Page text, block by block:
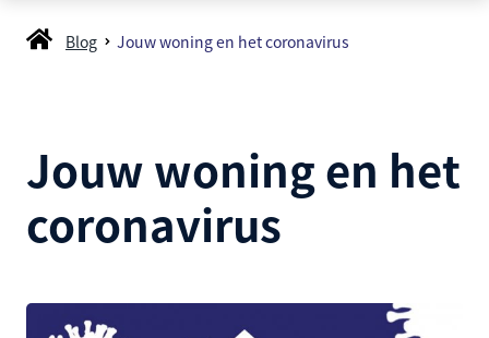
Blog Jouw woning en het coronavirus
Jouw woning en het
coronavirus